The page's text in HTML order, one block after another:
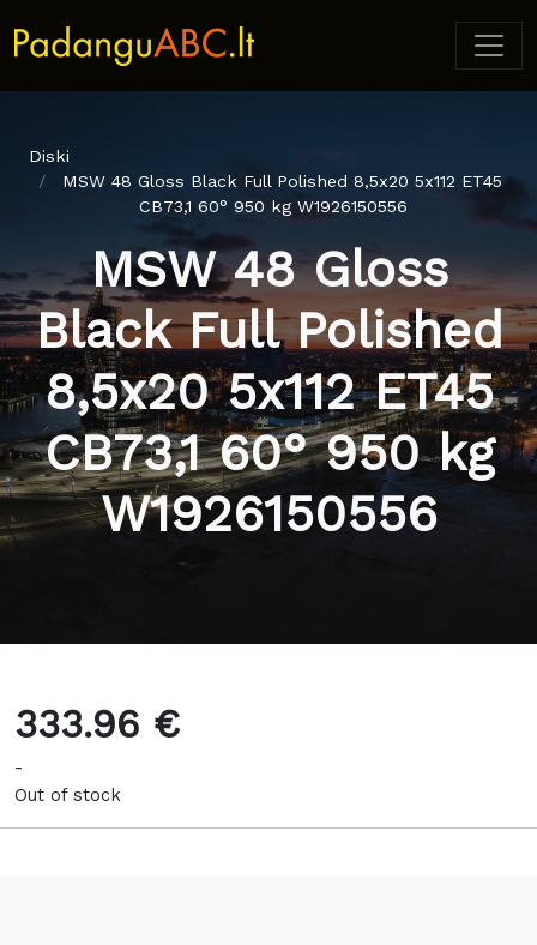
Diski
MSW 48 Gloss Black Full Polished 8,5x20 5x112 ET45
CB73,1 60° 950 kg W1926150556
MSW 48 Gloss
Black Full Polished
8,5x20 5x112 ET45
CB73,1 60° 950 kg
W1926150556
333.96 €
-
Out of stock